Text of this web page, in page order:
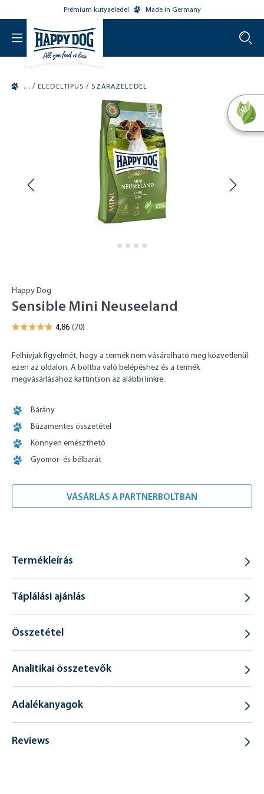
Prémium kutyaeledel Made in Germany
/ ELEDELTIPUS / SZÁRAZELEDEL
Happy Dog
Sensible Mini Neuseeland
Felhívjuk figyelmét, hogy a termék nem vásárolható meg közvetlenül
ezen az oldalon. A boltba való belépéshez és a termék
megvásárlásához kattintson az alábbi linkre.
Bárány
Búzamentes összetétel
Könnyen emészthető
Gyomor- és bélbarát
VÁSÁRLÁS A PARTNERBOLTBAN
Termékleírás
Táplálási ajánlás
Összetétel
Analitikai összetevők
Adalékanyagok
Reviews